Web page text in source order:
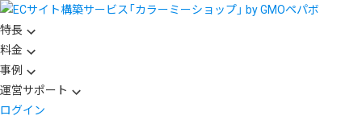
特長
料金
事例
運営サポート
ログイン